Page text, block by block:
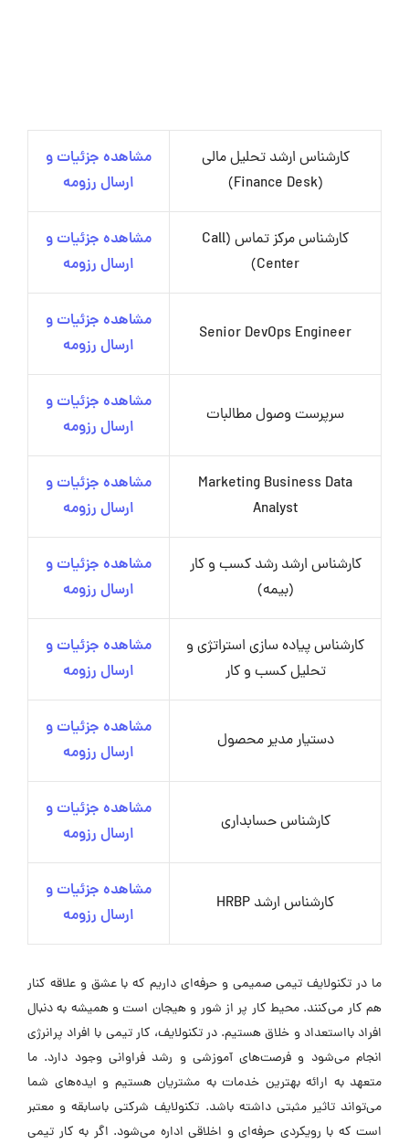
کارشناس ارشد تحلیل مالی
(Finance Desk)
مشاهده جزئیات و
ارسال رزومه
کارشناس مرکز تماس (Call
Center)
مشاهده جزئیات و
ارسال رزومه
Senior DevOps Engineer
مشاهده جزئیات و
ارسال رزومه
سرپرست وصول مطالبات
مشاهده جزئیات و
ارسال رزومه
Marketing Business Data
Analyst
مشاهده جزئیات و
ارسال رزومه
کارشناس ارشد رشد کسب‌ و کار
(بیمه)
مشاهده جزئیات و
ارسال رزومه
کارشناس پیاده سازی استراتژی و
تحلیل کسب و کار
مشاهده جزئیات و
ارسال رزومه
دستیار مدیر محصول
مشاهده جزئیات و
ارسال رزومه
کارشناس حسابداری
مشاهده جزئیات و
ارسال رزومه
کارشناس ارشد HRBP
مشاهده جزئیات و
ارسال رزومه
ما در تکنولایف تیمی صمیمی و حرفه‌ای داریم که با عشق و علاقه کنار
هم کار می‌کنند. محیط کار پر از شور و هیجان است و همیشه به دنبال
افراد بااستعداد و خلاق هستیم. در تکنولایف، کار تیمی با افراد پرانرژی
انجام می‌شود و فرصت‌های آموزشی و رشد فراوانی وجود دارد. ما
متعهد به ارائه بهترین خدمات به مشتریان هستیم و ایده‌های شما
می‌تواند تاثیر مثبتی داشته باشد. تکنولایف شرکتی باسابقه و معتبر
است که با رویکردی حرفه‌ای و اخلاقی اداره می‌شود. اگر به کار تیمی